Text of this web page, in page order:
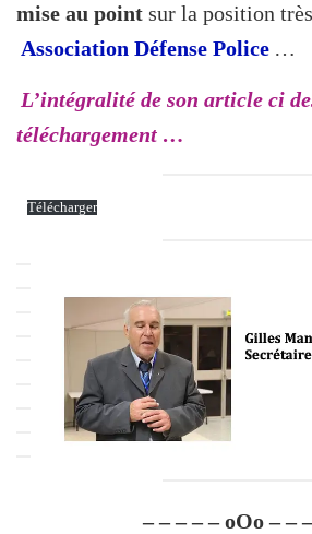
mise au point sur la position
Association Défense Police …
L’intégralité de son article ci
téléchargement …
Télécharger
– – – – – oOo – –